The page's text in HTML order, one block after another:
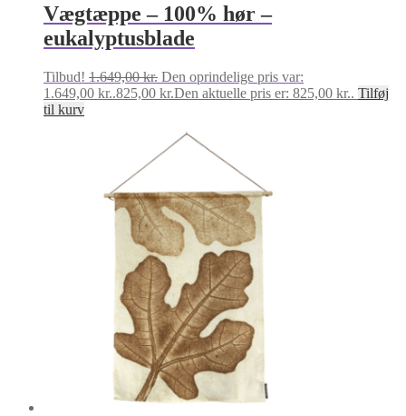
Vægtæppe – 100% hør –
eukalyptusblade
Tilbud! 1.649,00kr. Den oprindelige pris var:
1.649,00 kr..825,00 kr.Den aktuelle pris er: 825,00 kr.. Tilføj
til kurv